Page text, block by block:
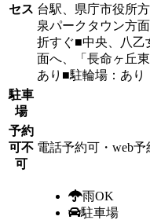
セス 台駅、県庁市役所
泉パークタウン方
折すぐ■中央、八乙
面へ、「長命ヶ丘
あり■駐輪場：あり
駐車
場
予約
可不
可
電話予約可・web予
雨OK
駐車場